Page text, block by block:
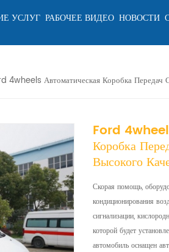
УСЛУГ РАБОЧЕЕ ВИДЕО НОВОСТИ
4wheels Автоматическая Коробка Передач
Ford
Коробка
Высокого
Скорая помощь,
кондиционирования
сигнализации,
которой будет
автомобиль оснащен